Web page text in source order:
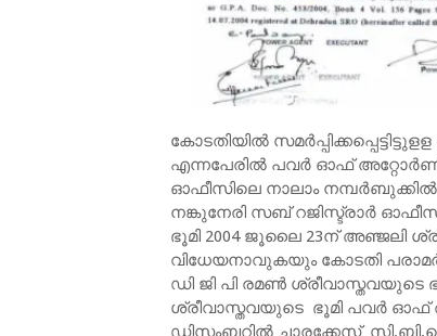
കോടതിയില്‍
എന്നപേരില്‍ പവര്‍ ഓഫ്
ഓഫീസിലെ നാലാം
നങ്കുനേരി സബ് റജിസ്ട്രാര്‍
ഭൂമി 2004 ജൂലൈ 23ന് അഞ്ജലി
വിധേയനാവുകയും കോടതി
ഡി ജി പി രമണ്‍ ശ്രീവാസ്തവയുടെ
ശ്രീവാസ്തവയുടെ ഭൂമി പവര്‍ ഓഫ്
ഡിസംബറില്‍ ചാരക്കേസ്